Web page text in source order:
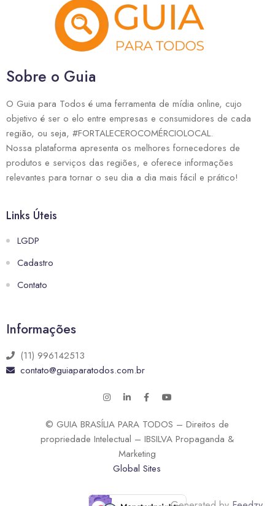
Sobre o Guia
O Guia para Todos é uma ferramenta de mídia online, cujo
objetivo é ser o elo entre empresas e consumidores de cada
região, ou seja, #FORTALECEROCOMÉRCIOLOCAL.
Nossa plataforma apresenta os melhores fornecedores de
produtos e serviços das regiões, e oferece informações
relevantes para tornar o seu dia a dia mais fácil e prático!
Links Úteis
LGDP
Cadastro
Contato
Informações
(11) 996142513
contato@guiaparatodos.com.br
© GUIA BRASÍLIA PARA TODOS – Direitos de
propriedade Intelectual – IBSILVA Propaganda &
Marketing
Global Sites